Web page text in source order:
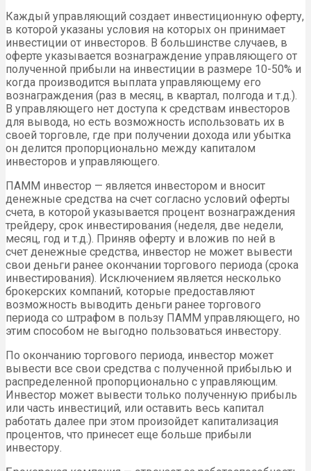
Каждый управляющий создает инвестиционную оферту,
в которой указаны условия на которых он принимает
инвестиции от инвесторов. В большинстве случаев, в
оферте указывается вознаграждение управляющего от
полученной прибыли на инвестиции в размере 10-50% и
когда производится выплата управляющему его
вознаграждения (раз в месяц, в квартал, полгода и т.д.).
В управляющего нет доступа к средствам инвесторов
для вывода, но есть возможность использовать их в
своей торговле, где при получении дохода или убытка
он делится пропорционально между капиталом
инвесторов и управляющего.
ПАММ инвестор — является инвестором и вносит
денежные средства на счет согласно условий оферты
счета, в которой указывается процент вознаграждения
трейдеру, срок инвестирования (неделя, две недели,
месяц, год и т.д.). Приняв оферту и вложив по ней в
счет денежные средства, инвестор не может вывести
свои деньги ранее окончании торгового периода (срока
инвестирования). Исключением является несколько
брокерских компаний, которые предоставляют
возможность выводить деньги ранее торгового
периода со штрафом в пользу ПАММ управляющего, но
этим способом не выгодно пользоваться инвестору.
По окончанию торгового периода, инвестор может
вывести все свои средства с полученной прибылью и
распределенной пропорционально с управляющим.
Инвестор может вывести только полученную прибыль
или часть инвестиций, или оставить весь капитал
работать далее при этом произойдет капитализация
процентов, что принесет еще больше прибыли
инвестору.